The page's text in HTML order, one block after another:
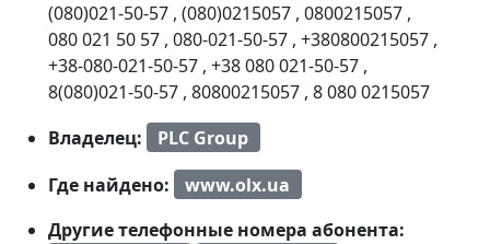
(080)021-50-57 , (080)0215057 , 0800215057 ,
080 021 50 57 , 080-021-50-57 , +380800215057 ,
+38-080-021-50-57 , +38 080 021-50-57 ,
8(080)021-50-57 , 80800215057 , 8 080 0215057
Владелец:
PLC Group
Где найдено:
www.olx.ua
Другие телефонные номера абонента: